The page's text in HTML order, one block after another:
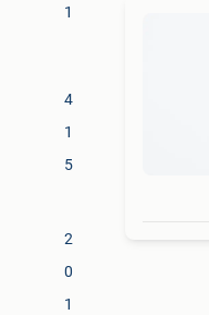
1
4
1
5
2
0
1